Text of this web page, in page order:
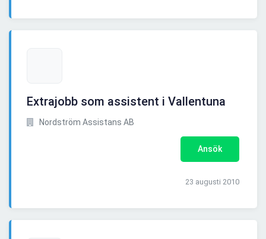
Extrajobb som assistent i Vallentuna
Nordström Assistans AB
Ansök
23 augusti 2010